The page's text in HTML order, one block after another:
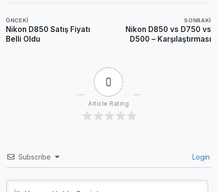
ÖNCEKI
Nikon D850 Satış Fiyatı
Belli Oldu
SONRAKI
Nikon D850 vs D750 vs
D500 – Karşılaştırması
0
Article Rating
Subscribe Login